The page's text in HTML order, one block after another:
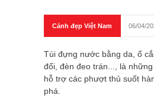
Cảnh đẹp Việt Nam 06/04/
Túi đựng nước bằng da, ổ
đổi, đèn đeo trán..., là
hỗ trợ các phượt thủ suốt
phá.